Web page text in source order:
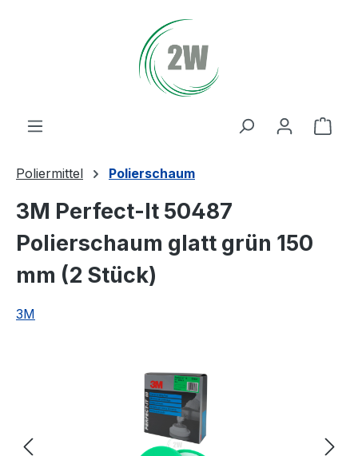
Poliermittel Polierschaum
3M Perfect-It 50487
Polierschaum glatt grün 150
mm (2 Stück)
3M